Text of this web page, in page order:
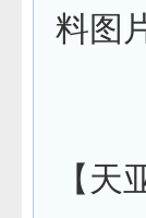
料图
【